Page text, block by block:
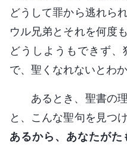
どうして罪から逃れら
ウル兄弟とそれを何度
どうしようもできず
で、聖くなれないとわか
あるとき、聖書の
と、こんな聖句を見つ
あるから、あなたが